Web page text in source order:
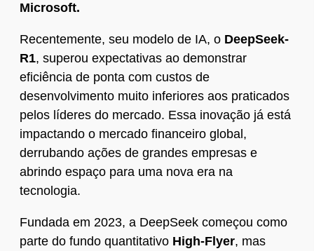
Microsoft.
Recentemente, seu modelo de IA, o DeepSeek-
R1, superou expectativas ao demonstrar
eficiência de ponta com custos de
desenvolvimento muito inferiores aos praticados
pelos líderes do mercado. Essa inovação já está
impactando o mercado financeiro global,
derrubando ações de grandes empresas e
abrindo espaço para uma nova era na
tecnologia.
Fundada em 2023, a DeepSeek começou como
parte do fundo quantitativo High-Flyer, mas